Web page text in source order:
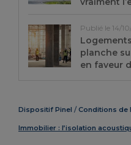
Dispositif Pinel Conditions de
Immobilier : l’isolation
Publié le 14/
planche
en faveur